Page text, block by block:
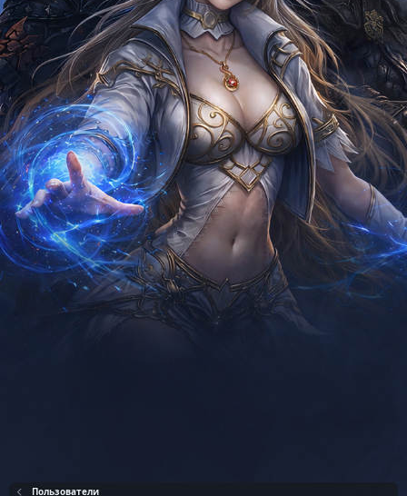
Пользователи